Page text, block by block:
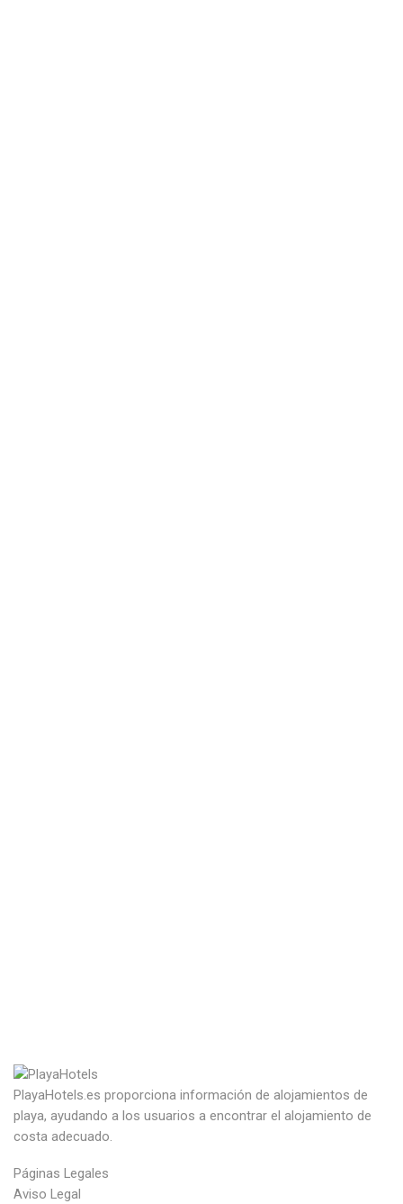
PlayaHotels.es proporciona información de alojamientos de
playa, ayudando a los usuarios a encontrar el alojamiento de
costa adecuado.
Páginas Legales
Aviso Legal